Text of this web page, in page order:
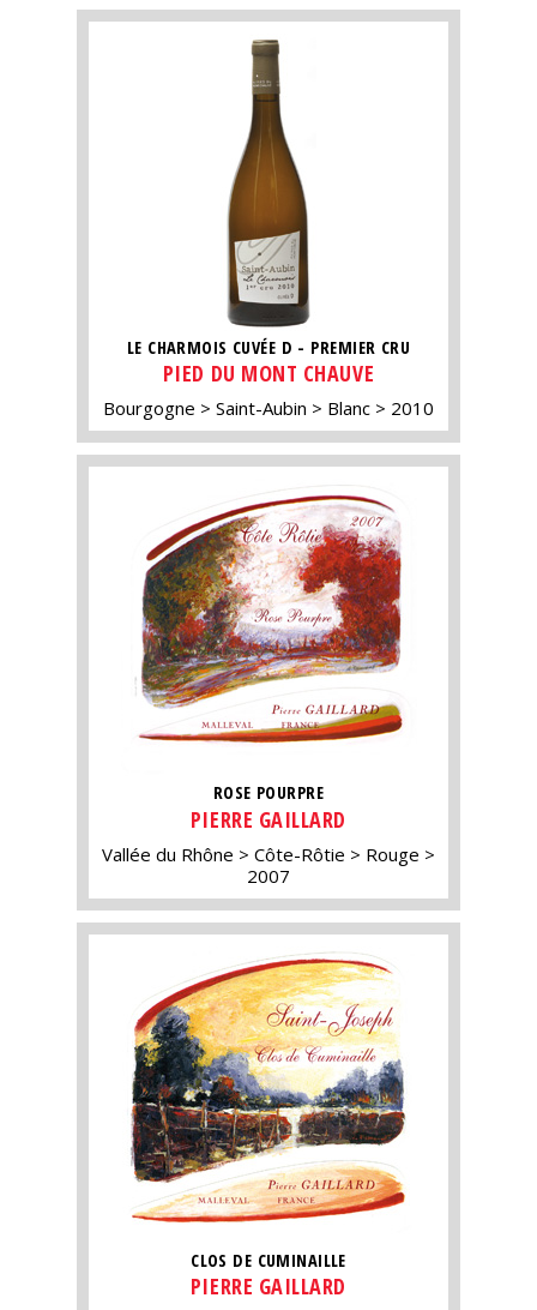
LE CHARMOIS CUVÉE D - PREMIER CRU
PIED DU MONT CHAUVE
Bourgogne Saint-Aubin Blanc 2010
ROSE POURPRE
PIERRE GAILLARD
Vallée du Rhône Côte-Rôtie
Rouge
2007
CLOS DE CUMINAILLE
PIERRE GAILLARD